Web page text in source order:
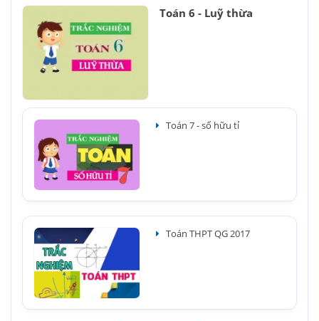
Toán 6 - Luỹ thừa
Toán 7 - số hữu tỉ
Toán THPT QG 2017